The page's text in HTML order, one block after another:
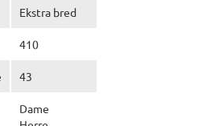
Ekstra bred
410
43
Dame